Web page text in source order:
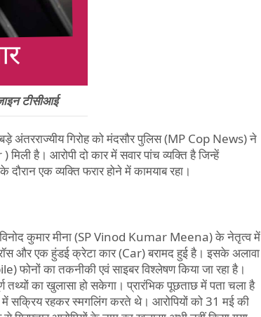
टीसीआई
अंतरराज्यीय गिरोह को मंदसौर पुलिस (MP Cop News) ने
है। आरोपी दो कार में सवार पांच व्यक्ति है जिन्हें
एक व्यक्ति फरार होने में कामयाब रहा।
विनोद कुमार मीना (SP Vinod Kumar Meena) के नेतृत्व में
और एक हुंडई क्रेटा कार (Car) बरामद हुई है। इसके अलावा
फोनों का तकनीकी एवं साइबर विश्लेषण किया जा रहा है।
तथ्यों का खुलासा हो सकेगा। प्रारंभिक पूछताछ में पता चला है
सक्रिय रहकर स्मगलिंग करते थे। आरोपियों को 31 मई की